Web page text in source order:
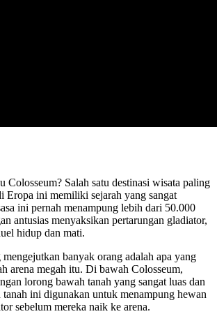
Colosseum? Salah satu destinasi wisata paling
Eropa ini memiliki sejarah yang sangat
ini pernah menampung lebih dari 50.000
antusias menyaksikan pertarungan gladiator,
hidup dan mati.
banyak orang adalah apa yang
arena megah itu. Di bawah Colosseum,
lorong bawah tanah yang sangat luas dan
ini digunakan untuk menampung hewan
sebelum mereka naik ke arena.